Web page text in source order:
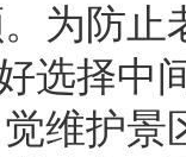
为防止
选择中
维护景